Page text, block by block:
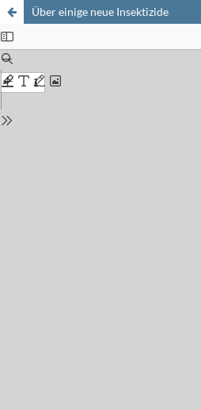
Über einige neue Insektizide